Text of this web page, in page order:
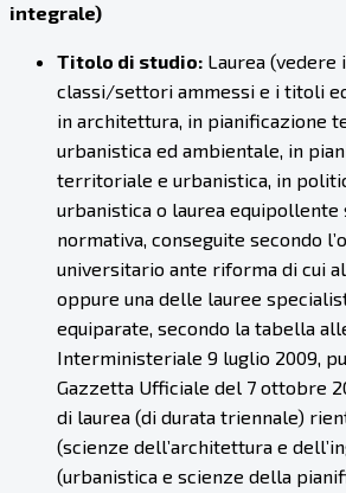
integrale)
Titolo di studio: Laurea (vedere
classi/settori ammessi e i titoli
in architettura, in pianificazione
urbanistica ed ambientale, in
territoriale e urbanistica, in
urbanistica o laurea equipollente
normativa, conseguite secondo
universitario ante riforma di cui
oppure una delle lauree
equiparate, secondo la tabella
Interministeriale 9 luglio 2009,
Gazzetta Ufficiale del 7 ottobre
di laurea (di durata triennale)
(scienze dell’architettura e
(urbanistica e scienze della